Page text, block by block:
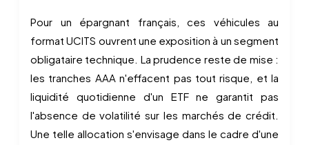
Pour un épargnant français, ces véhicules au
format UCITS ouvrent une exposition à un segment
obligataire technique. La prudence reste de mise :
les tranches AAA n'effacent pas tout risque, et la
liquidité quotidienne d'un ETF ne garantit pas
l'absence de volatilité sur les marchés de crédit.
Une telle allocation s'envisage dans le cadre d'une